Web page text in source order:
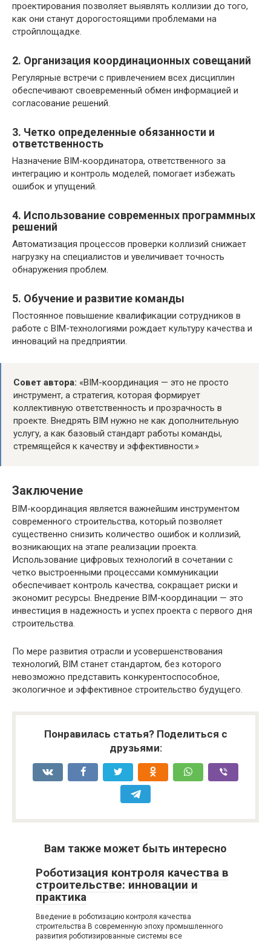
проектирования позволяет выявлять коллизии до того,
как они станут дорогостоящими проблемами на
стройплощадке.
2. Организация координационных совещаний
Регулярные встречи с привлечением всех дисциплин
обеспечивают своевременный обмен информацией и
согласование решений.
3. Четко определенные обязанности и
ответственность
Назначение BIM-координатора, ответственного за
интеграцию и контроль моделей, помогает избежать
ошибок и упущений.
4. Использование современных программных
решений
Автоматизация процессов проверки коллизий снижает
нагрузку на специалистов и увеличивает точность
обнаружения проблем.
5. Обучение и развитие команды
Постоянное повышение квалификации сотрудников в
работе с BIM-технологиями рождает культуру качества и
инноваций на предприятии.
Совет автора: «BIM-координация — это не просто
инструмент, а стратегия, которая формирует
коллективную ответственность и прозрачность в
проекте. Внедрять BIM нужно не как дополнительную
услугу, а как базовый стандарт работы команды,
стремящейся к качеству и эффективности.»
Заключение
BIM-координация является важнейшим инструментом
современного строительства, который позволяет
существенно снизить количество ошибок и коллизий,
возникающих на этапе реализации проекта.
Использование цифровых технологий в сочетании с
четко выстроенными процессами коммуникации
обеспечивает контроль качества, сокращает риски и
экономит ресурсы. Внедрение BIM-координации — это
инвестиция в надежность и успех проекта с первого дня
строительства.
По мере развития отрасли и усовершенствования
технологий, BIM станет стандартом, без которого
невозможно представить конкурентоспособное,
экологичное и эффективное строительство будущего.
Понравилась статья? Поделиться с
друзьями:
Вам также может быть интересно
Роботизация контроля качества в
строительстве: инновации и
практика
Введение в роботизацию контроля качества
строительства В современную эпоху промышленного
развития роботизированные системы все